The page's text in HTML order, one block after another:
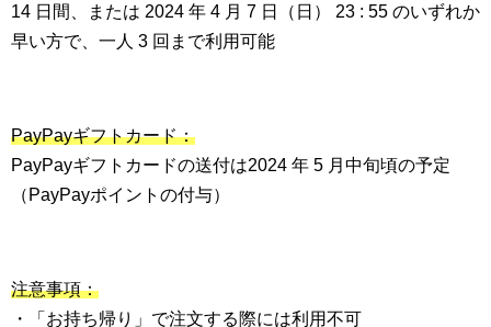
14 日間、または 2024 年 4 月 7 日（日） 23 : 55 のいずれか
早い方で、一人 3 回まで利用可能
PayPayギフトカード：
PayPayギフトカードの送付は2024 年 5 月中旬頃の予定
（PayPayポイントの付与）
注意事項：
・「お持ち帰り」で注文する際には利用不可